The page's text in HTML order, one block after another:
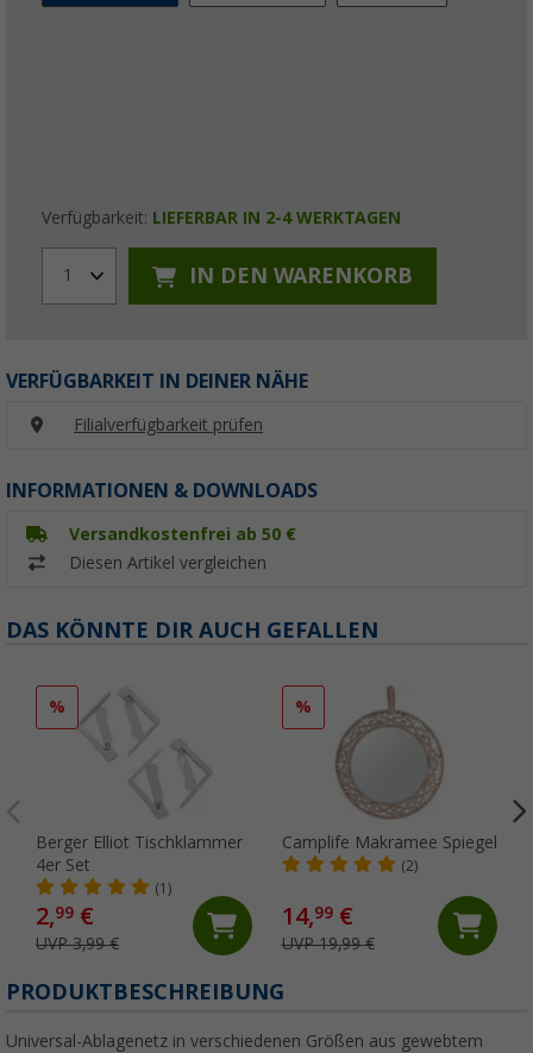
Verfügbarkeit: LIEFERBAR IN 2-4 WERKTAGEN
1 IN DEN WARENKORB
VERFÜGBARKEIT IN DEINER NÄHE
Filialverfügbarkeit prüfen
INFORMATIONEN & DOWNLOADS
Versandkostenfrei ab 50 €
Diesen Artikel vergleichen
DAS KÖNNTE DIR AUCH GEFALLEN
%
Berger Elliot Tischklammer
4er Set
(1)
2,99 €
UVP 3,99 €
%
Camplife Makramee Spiegel
(2)
14,99€
UVP 19,99 €
PRODUKTBESCHREIBUNG
Universal-Ablagenetz in verschiedenen Größen aus gewebtem